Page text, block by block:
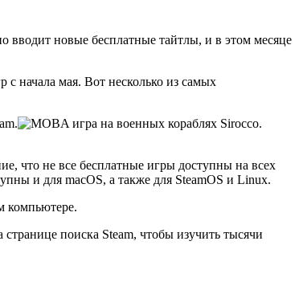
вводит новые бесплатные тайтлы, и в этом месяце
начала мая. Вот несколько из самых
что не все бесплатные игры доступны на всех
и для macOS, а также для SteamOS и Linux.
компьютере.
поиска Steam, чтобы изучить тысячи